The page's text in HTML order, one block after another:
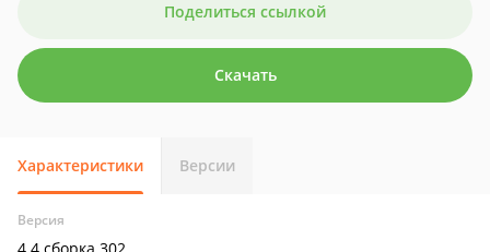
Поделиться ссылкой
Скачать
Характеристики Версии
Версия